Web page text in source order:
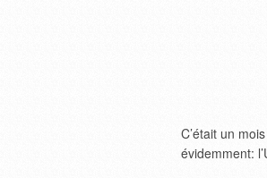
C’était un
évidemment: